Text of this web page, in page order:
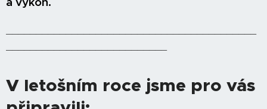
V letošním roce jsme pro vás